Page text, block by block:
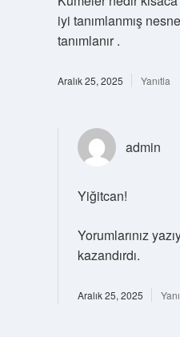
iyi tanımlanmış
tanımlanır .
Aralık 25, 2025 Yanıtla
admin
Yiğitcan!
Yorumlarınız
kazandırdı.
Aralık 25, 2025